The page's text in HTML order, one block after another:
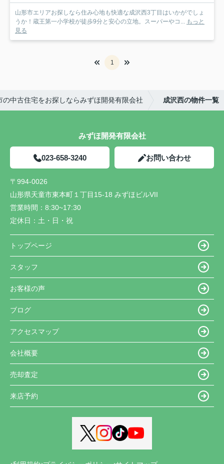
山形市エリアお探しなら住み心地も快適な成沢西3丁目はいかがでしょ
うか！蔵王第一小学校が徒歩9分と安心の立地。スーパーやコ... もっと
見る
1
の中古住宅をお探しならみずほ開発有限会社 成沢西の物件一覧
みずほ開発有限会社
023-658-3240 お問い合わせ
〒994-0026
山形県天童市東本町１丁目15-18 みずほビルVII
営業時間： 8:30~17:30
定休日： 土・日・祝
トップページ
スタッフ
お客様の声
ブログ
アクセスマップ
会社概要
売却査定
来店予約